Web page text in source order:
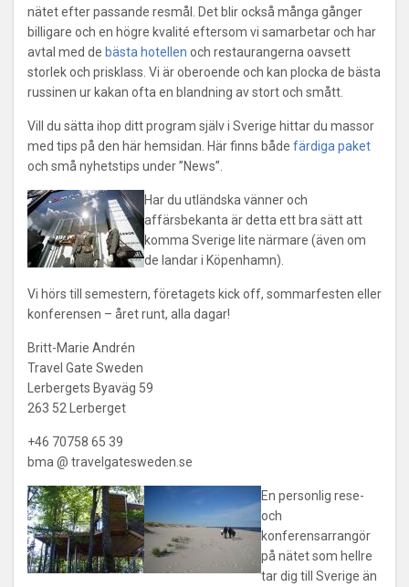
nätet efter passande resmål. Det blir också många gånger
billigare och en högre kvalité eftersom vi samarbetar och har
avtal med de bästa hotellen och restaurangerna oavsett
storlek och prisklass. Vi är oberoende och kan plocka de bästa
russinen ur kakan ofta en blandning av stort och smått.
Vill du sätta ihop ditt program själv i Sverige hittar du massor
med tips på den här hemsidan. Här finns både färdiga paket
och små nyhetstips under ”News”.
Har du utländska vänner och
affärsbekanta är detta ett bra sätt att
komma Sverige lite närmare (även om
de landar i Köpenhamn).
Vi hörs till semestern, företagets kick off, sommarfesten eller
konferensen – året runt, alla dagar!
Britt-Marie Andrén
Travel Gate Sweden
Lerbergets Byaväg 59
263 52 Lerberget
+46 70758 65 39
bma @ travelgatesweden.se
En personlig rese-
och
konferensarrangör
på nätet som hellre
tar dig till Sverige än